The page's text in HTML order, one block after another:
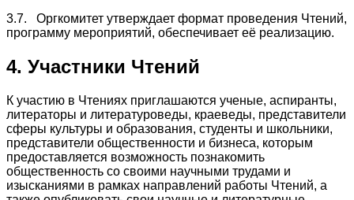
3.7. Оргкомитет утверждает формат проведения Чтений,
программу мероприятий, обеспечивает её реализацию.
4. Участники Чтений
К участию в Чтениях приглашаются ученые, аспиранты,
литераторы и литературоведы, краеведы, представители
сферы культуры и образования, студенты и школьники,
представители общественности и бизнеса, которым
предоставляется возможность познакомить
общественность со своими научными трудами и
изысканиями в рамках направлений работы Чтений, а